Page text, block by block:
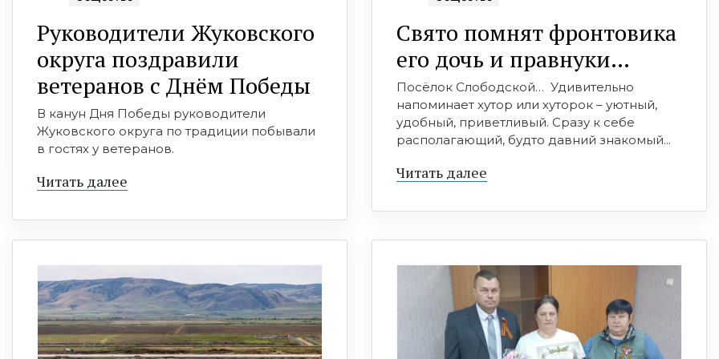
Руководители Жуковского
округа поздравили
ветеранов с Днём Победы
В канун Дня Победы руководители
Жуковского округа по традиции побывали
в гостях у ветеранов.
Читать далее
Свято помнят фронтовика
его дочь и правнуки…
Посёлок Слободской… Удивительно
напоминает хутор или хуторок – уютный,
удобный, приветливый. Сразу к себе
располагающий, будто давний знакомый...
Читать далее